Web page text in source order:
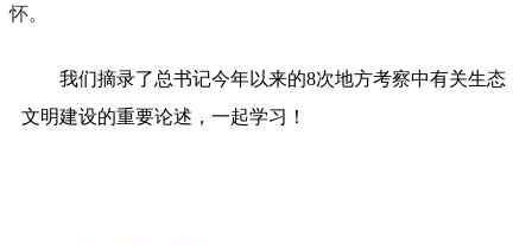
怀。
我们摘录了总书记今年以来的8次地方考察中有关生态
文明建设的重要论述，一起学习！